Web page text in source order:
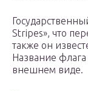
Stripes», что
также он
Название флага
внешнем виде.